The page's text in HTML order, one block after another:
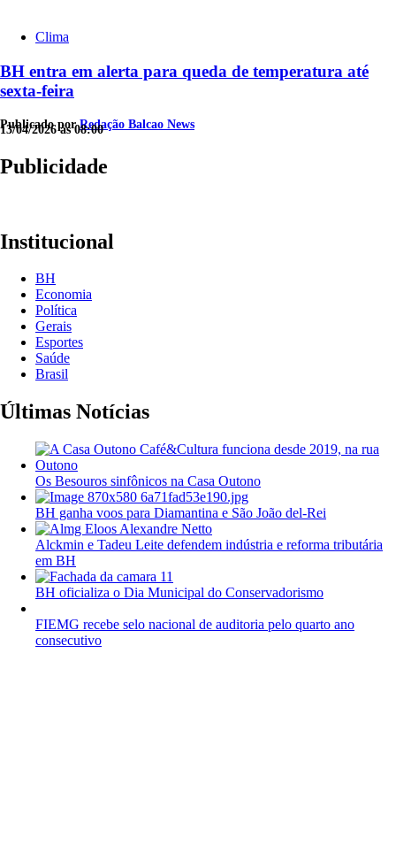
Clima
BH entra em alerta para queda de temperatura até
sexta-feira
Publicado porRedação Balcao News
13/04/2026 às 08:00
Publicidade
Institucional
BH
Economia
Política
Gerais
Esportes
Saúde
Brasil
Últimas Notícias
Os Besouros sinfônicos na Casa Outono
BH ganha voos para Diamantina e São João del-Rei
Alckmin e Tadeu Leite defendem indústria e reforma tributária
em BH
BH oficializa o Dia Municipal do Conservadorismo
FIEMG recebe selo nacional de auditoria pelo quarto ano
consecutivo